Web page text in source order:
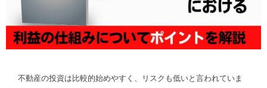
不動産の投資は比較的始めやすく、リスクも低いと言われていま